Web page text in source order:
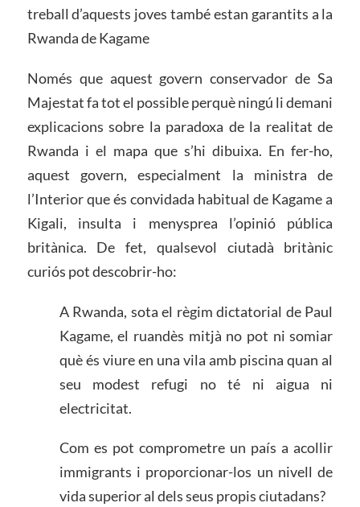
treball d’aquests joves també estan garantits a la
Rwanda de Kagame
Només que aquest govern conservador de Sa
Majestat fa tot el possible perquè ningú li demani
explicacions sobre la paradoxa de la realitat de
Rwanda i el mapa que s’hi dibuixa. En fer-ho,
aquest govern, especialment la ministra de
l’Interior que és convidada habitual de Kagame a
Kigali, insulta i menysprea l’opinió pública
britànica. De fet, qualsevol ciutadà britànic
curiós pot descobrir-ho:
A Rwanda, sota el règim dictatorial de Paul
Kagame, el ruandès mitjà no pot ni somiar
què és viure en una vila amb piscina quan al
seu modest refugi no té ni aigua ni
electricitat.
Com es pot comprometre un país a acollir
immigrants i proporcionar-los un nivell de
vida superior al dels seus propis ciutadans?